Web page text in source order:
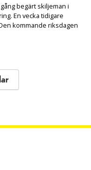
begärt skiljeman i
En vecka tidigare
kommande riksdagen